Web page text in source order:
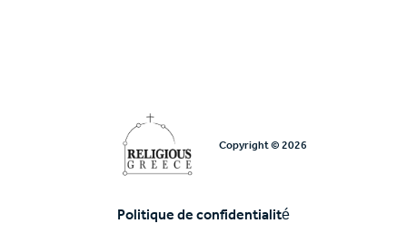
Copyright © 2026
Υποσέλιδο
Politique de confidentialité